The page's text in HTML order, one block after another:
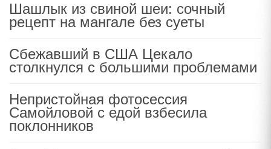
Шашлык из свиной шеи: сочный
рецепт на мангале без суеты
Сбежавший в США Цекало
столкнулся с большими проблемами
Непристойная фотосессия
Самойловой с едой взбесила
поклонников